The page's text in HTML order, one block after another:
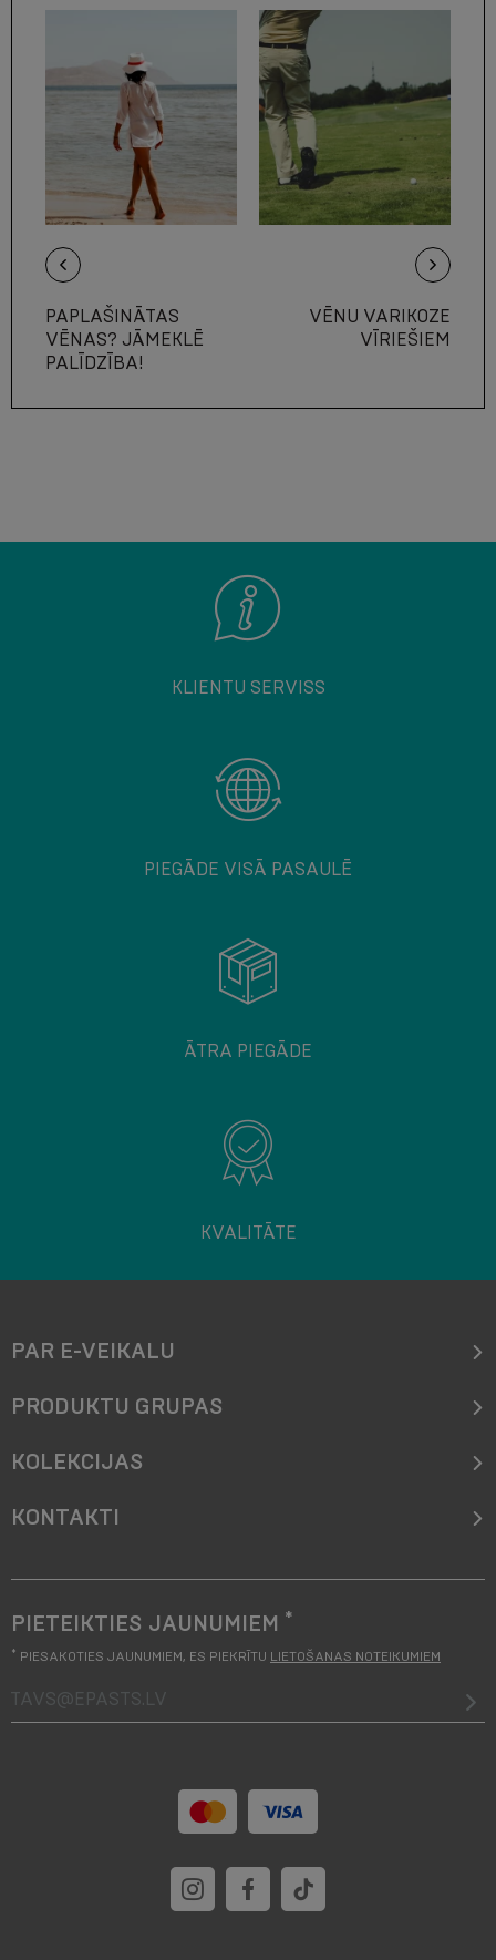
PAPLAŠINĀTAS
VĒNAS? JĀMEKLĒ
PALĪDZĪBA!
VĒNU VARIKOZE
VĪRIEŠIEM
KLIENTU SERVISS
PIEGĀDE VISĀ PASAULĒ
ĀTRA PIEGĀDE
KVALITĀTE
PAR E-VEIKALU
PRODUKTU GRUPAS
KOLEKCIJAS
KONTAKTI
PIETEIKTIES JAUNUMIEM *
* PIESAKOTIES JAUNUMIEM, ES PIEKRĪTU LIETOŠANAS NOTEIKUMIEM
tavs@epasts.lv